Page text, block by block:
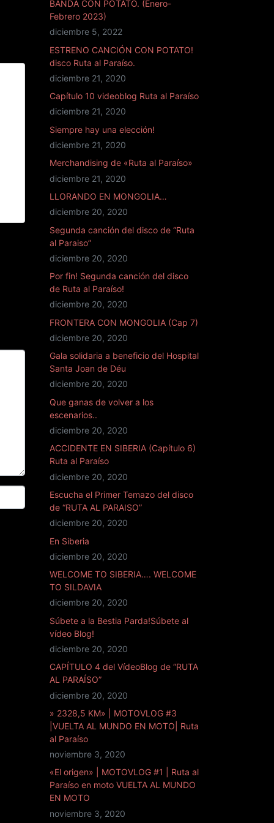
BANDA CON POTATO. (Enero-
Febrero 2023)
diciembre 5, 2022
ESTRENO CANCIÓN CON POTATO!
disco Ruta al Paraíso.
diciembre 21, 2020
Capítulo 10 videoblog Ruta al Paraíso
diciembre 21, 2020
Siempre hay una elección!
diciembre 21, 2020
Merchandising de «Ruta al Paraíso»
diciembre 21, 2020
LLORANDO EN MONGOLIA…
diciembre 20, 2020
Segunda canción del disco de “Ruta
al Paraiso”
diciembre 20, 2020
Por fin! Segunda canción del disco
de Ruta al Paraíso!
diciembre 20, 2020
FRONTERA CON MONGOLIA (Cap 7)
diciembre 20, 2020
Gala solidaria a beneficio del Hospital
Santa Joan de Déu
diciembre 20, 2020
Que ganas de volver a los
escenarios..
diciembre 20, 2020
ACCIDENTE EN SIBERIA (Capítulo 6)
Ruta al Paraíso
diciembre 20, 2020
Escucha el Primer Temazo del disco
de “RUTA AL PARAISO”
diciembre 20, 2020
En Siberia
diciembre 20, 2020
WELCOME TO SIBERIA…. WELCOME
TO SILDAVIA
diciembre 20, 2020
Súbete a la Bestia Parda!Súbete al
vídeo Blog!
diciembre 20, 2020
CAPÍTULO 4 del VídeoBlog de “RUTA
AL PARAÍSO”
diciembre 20, 2020
» 2328,5 KM» | MOTOVLOG #3
|VUELTA AL MUNDO EN MOTO| Ruta
al Paraíso
noviembre 3, 2020
«El origen» | MOTOVLOG #1 | Ruta al
Paraíso en moto VUELTA AL MUNDO
EN MOTO
noviembre 3, 2020